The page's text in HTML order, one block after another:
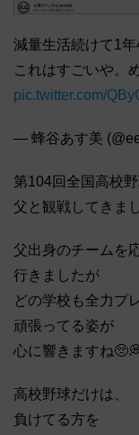
減量生活続けて1
これはすごいや。
pic.twitter.com/
— 蜂谷あす美
第104回全国高校
父と観戦してきま
父出身のチームを
行きましたが
どの学校も全力プ
頑張ってる姿が
心に響きますね
高校野球だけは、
負けてる方を